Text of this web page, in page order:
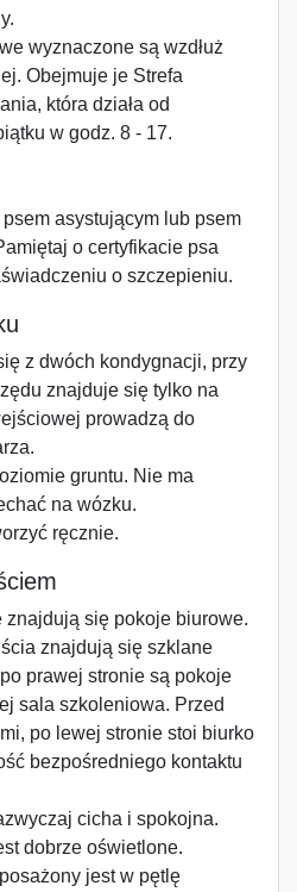
wyznaczone są wzdłuż
Obejmuje je Strefa
która działa od
w godz. 8 - 17.
asystującym lub psem
o certyfikacie psa
o szczepieniu.
z dwóch kondygnacji, przy
znajduje się tylko na
prowadzą do
gruntu. Nie ma
na wózku.
ręcznie.
znajdują się pokoje biurowe.
znajdują się szklane
prawej stronie są pokoje
sala szkoleniowa. Przed
po lewej stronie stoi biurko
bezpośredniego kontaktu
cicha i spokojna.
dobrze oświetlone.
jest w pętlę